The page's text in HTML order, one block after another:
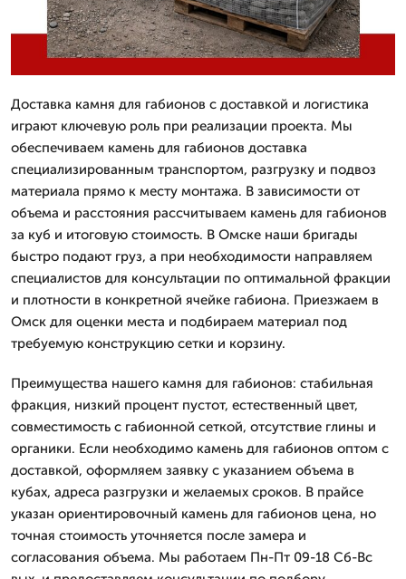
Доставка камня для габионов с доставкой и логистика
играют ключевую роль при реализации проекта. Мы
обеспечиваем камень для габионов доставка
специализированным транспортом, разгрузку и подвоз
материала прямо к месту монтажа. В зависимости от
объема и расстояния рассчитываем камень для габионов
за куб и итоговую стоимость. В Омске наши бригады
быстро подают груз, а при необходимости направляем
специалистов для консультации по оптимальной фракции
и плотности в конкретной ячейке габиона. Приезжаем в
Омск для оценки места и подбираем материал под
требуемую конструкцию сетки и корзину.
Преимущества нашего камня для габионов: стабильная
фракция, низкий процент пустот, естественный цвет,
совместимость с габионной сеткой, отсутствие глины и
органики. Если необходимо камень для габионов оптом с
доставкой, оформляем заявку с указанием объема в
кубах, адреса разгрузки и желаемых сроков. В прайсе
указан ориентировочный камень для габионов цена, но
точная стоимость уточняется после замера и
согласования объема. Мы работаем Пн-Пт 09-18 Сб-Вс